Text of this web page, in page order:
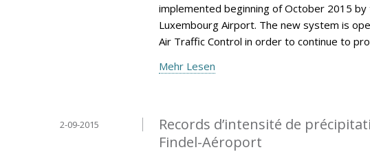
implemented beginning of October 2015
Luxembourg Airport. The new system is
Air Traffic Control in order to continue to
Mehr Lesen
Records d’intensité de
Findel-Aéroport
2-09-2015